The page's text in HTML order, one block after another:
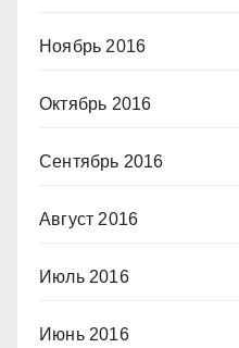
Ноябрь 2016
Октябрь 2016
Сентябрь 2016
Август 2016
Июль 2016
Июнь 2016